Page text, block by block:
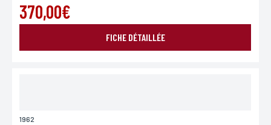
370,00€
FICHE DÉTAILLÉE
1962